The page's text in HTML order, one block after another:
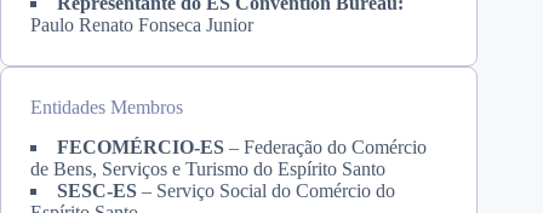
Paulo Renato Fonseca Junior
Entidades Membros
FECOMÉRCIO-ES – Federação do Comércio
de Bens, Serviços e Turismo do Espírito Santo
SESC-ES – Serviço Social do Comércio do